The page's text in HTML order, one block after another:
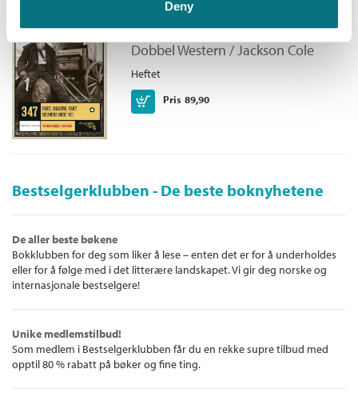
Deny
røde vei
Dobbel Western /Jackson Cole
Heftet
Pris 89,90
Kjøp
Bestselgerklubben - De beste boknyhetene
De aller beste bøkene
Bokklubben for deg som liker å lese – enten det er for å underholdes
eller for å følge med i det litterære landskapet. Vi gir deg norske og
internasjonale bestselgere!
Unike medlemstilbud!
Som medlem i Bestselgerklubben får du en rekke supre tilbud med
opptil 80 % rabatt på bøker og fine ting.